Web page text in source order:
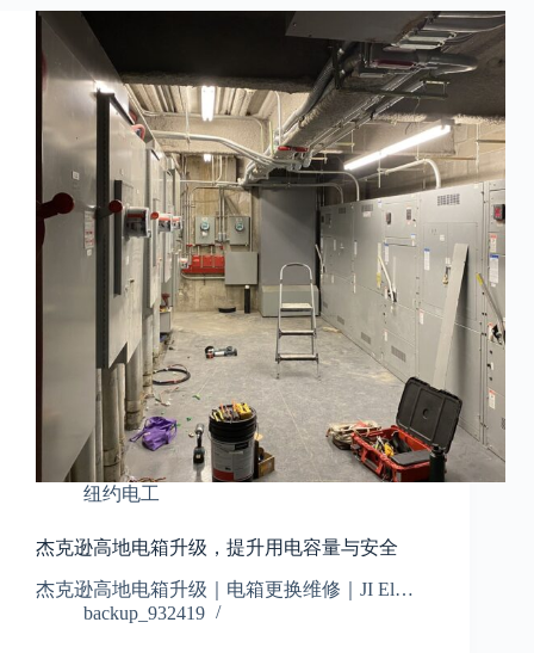
纽约电工
杰克逊高地电箱升级，提升用电容量与安全
杰克逊高地电箱升级｜电箱更换维修｜JI El…
backup_932419